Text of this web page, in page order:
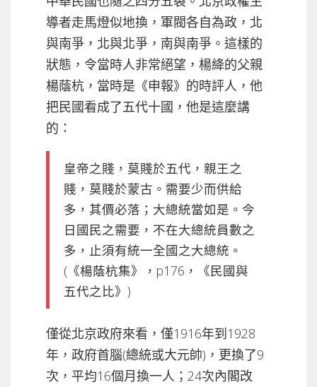
導者走馬燈似地換，軍閥各自為政，北
與南爭，北與北爭，南與南爭。這樣的
狀態，令當時人非常絕望，楊絳的父親
楊蔭杭，當時是《申報》的時評人，他
把民國看成了五代十國，他是這麼講
的：
皇帝之賤，莫賤於五代，親王之
賤，莫賤於蒙古。需要少而供給
多，其價必落；大總統當如是。今
日國民之需要，不在大總統員數之
多，止須有統一全國之大總統。
(《楊蔭杭集》，p176，《民國與
五代之比》)
僅從北京政府來看，僅1916年到1928
年，政府首腦(總統或大元帥)，更換了9
次，平均16個月換一人；24次內閣改